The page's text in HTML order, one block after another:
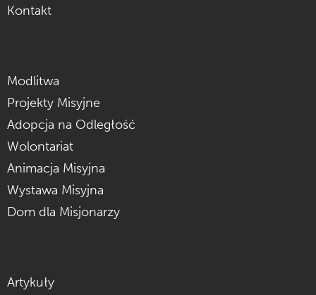
Kontakt
Modlitwa
Projekty Misyjne
Adopcja na Odległość
Wolontariat
Animacja Misyjna
Wystawa Misyjna
Dom dla Misjonarzy
Artykuły